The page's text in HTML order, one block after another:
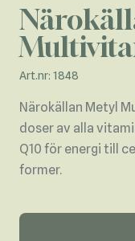
Art.nr: 1848
Närokällan Metyl
doser av alla
Q10 för energi till
former.